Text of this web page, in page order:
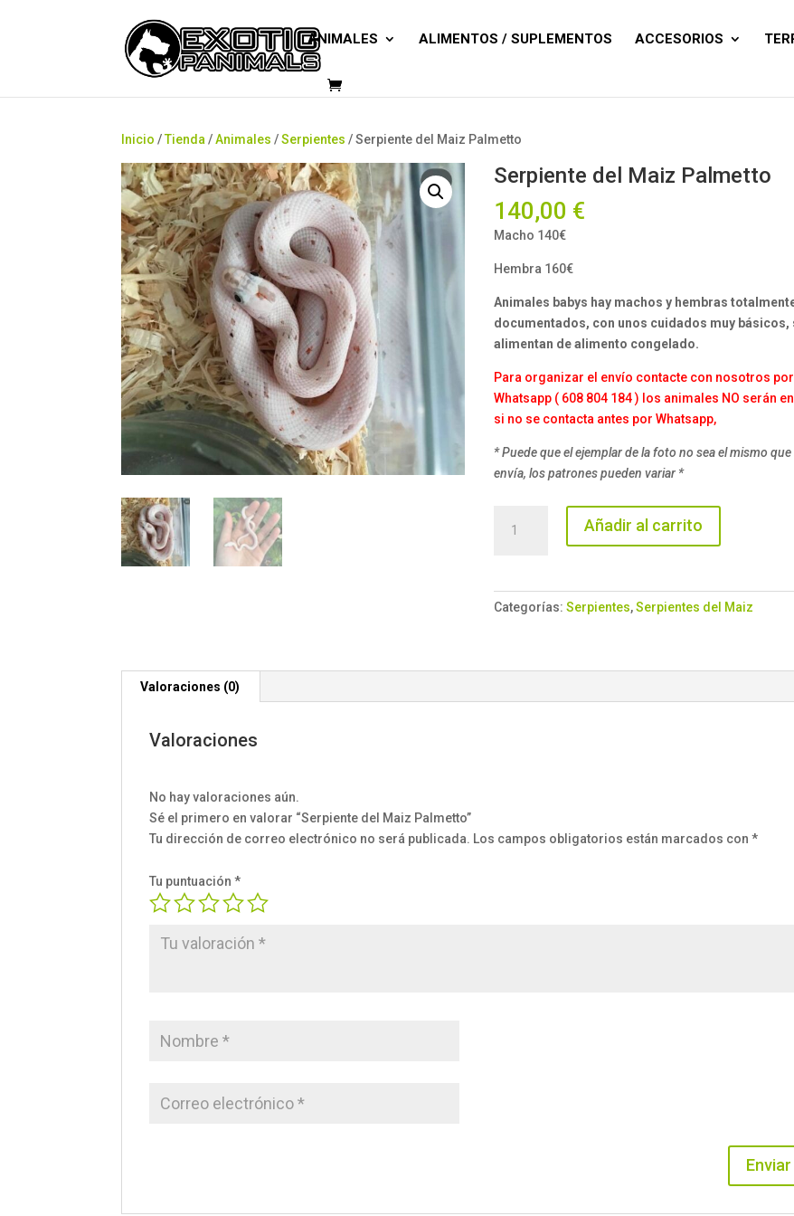
ANIMALES ALIMENTOS / SUPLEMENTOS ACCESORIOS
productos
Inicio /Tienda /Animales /Serpientes / Serpiente del Maiz Palmetto
Serpiente del Maiz Palmetto
140,00 €
Macho 140€
Hembra 160€
Animales babys hay machos y hembras
documentados, con unos cuidados muy básicos,
alimentan de alimento congelado.
Para organizar el envío contacte con nosotros por
Whatsapp ( 608 804 184 ) los animales NO serán
si no se contacta antes por Whatsapp,
* Puede que el ejemplar de la foto no sea el mismo que
envía, los patrones pueden variar *
Añadir al carrito
Categorías:Serpientes,Serpientes del Maiz
Valoraciones (0)
Valoraciones
No hay valoraciones aún.
Sé el primero en valorar “Serpiente del Maiz Palmetto”
Tu dirección de correo electrónico no será publicada. Los campos obligatorios están marcados con*
Tu puntuación*